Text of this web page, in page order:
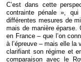
C’est dans cette
contrainte pénale », qui
différentes mesures de
mais de manière éparse.
en France – que l’on
à l’épreuve – mais elle la
clarifiant son régime et
comparaison avec le